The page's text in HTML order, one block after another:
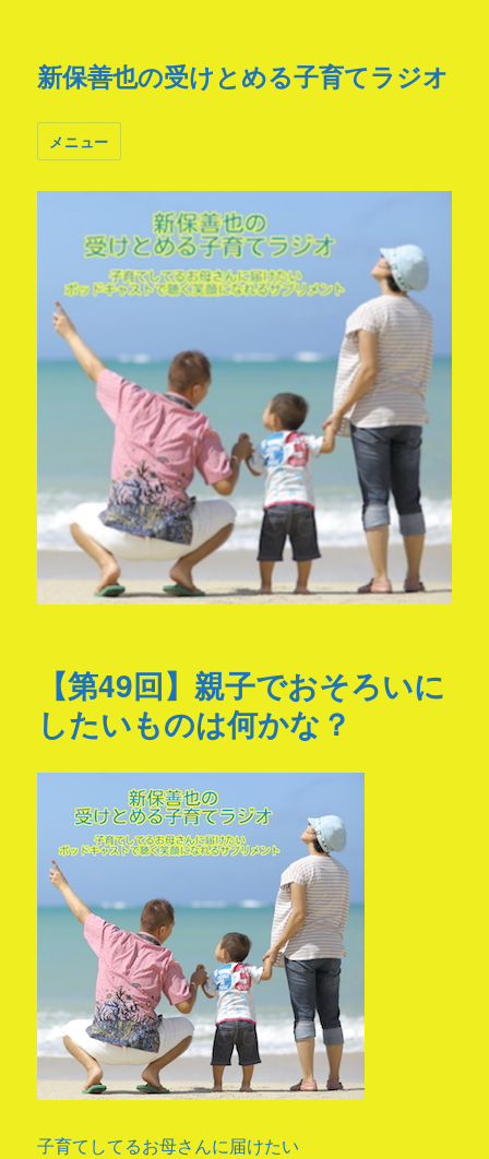
新保善也の受けとめる子育てラジオ
メニュー
【第49回】親子でおそろいに
したいものは何かな？
子育てしてるお母さんに届けたい